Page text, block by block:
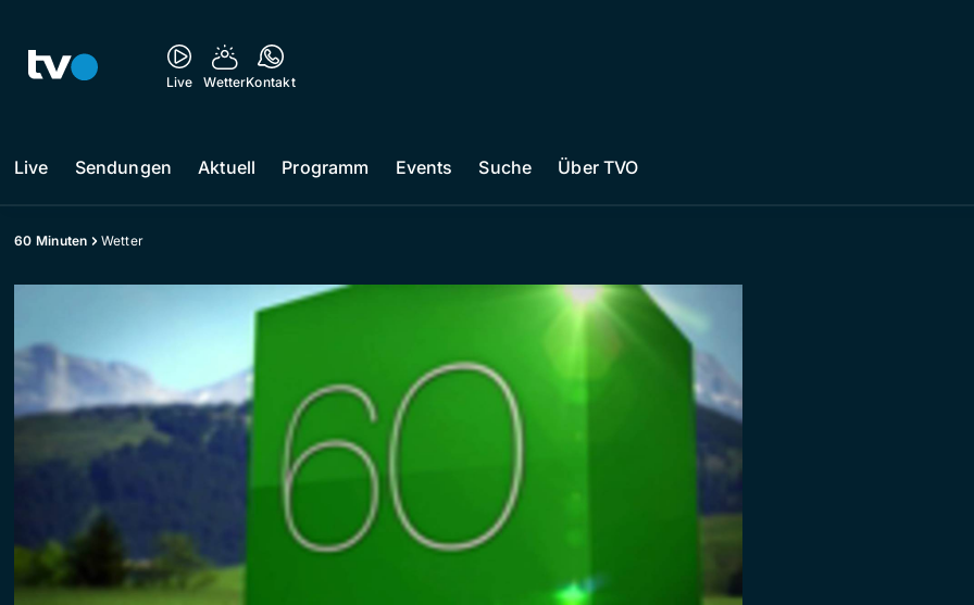
Live WetterKontakt
Live Sendungen Aktuell Programm Events Suche Über TVO
60 Minuten Wetter